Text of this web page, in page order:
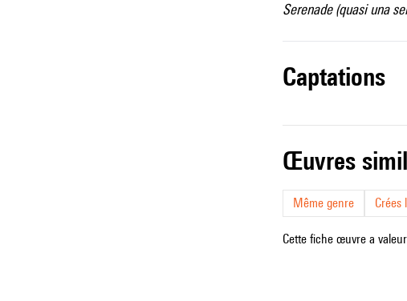
Serenade (quasi una
captations
œuvres
Même genre Crées
Cette fiche œuvre a